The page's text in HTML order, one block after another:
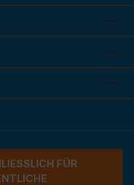
FÜR G
A